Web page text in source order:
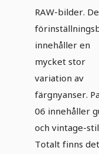
RAW-bilder.
innehåller en
mycket stor
variation av
färgnyanser.
06 innehåller
och vintage-
Totalt finns